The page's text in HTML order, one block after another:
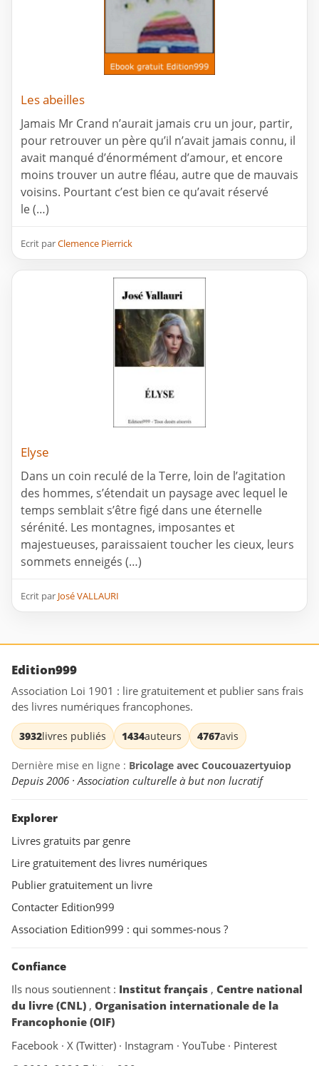
Les abeilles
Jamais Mr Crand n’aurait jamais cru un jour, partir,
pour retrouver un père qu’il n’avait jamais connu, il
avait manqué d’énormément d’amour, et encore
moins trouver un autre fléau, autre que de mauvais
voisins. Pourtant c’est bien ce qu’avait réservé
le (…)
Ecrit parClemence Pierrick
Elyse
Dans un coin reculé de la Terre, loin de l’agitation
des hommes, s’étendait un paysage avec lequel le
temps semblait s’être figé dans une éternelle
sérénité. Les montagnes, imposantes et
majestueuses, paraissaient toucher les cieux, leurs
sommets enneigés (…)
Ecrit par José VALLAURI
Edition999
Association Loi 1901 : lire gratuitement et publier sans frais
des livres numériques francophones.
3932livres publiés 1434auteurs 4767avis
Dernière mise en ligne : Bricolage avec Coucouazertyuiop
Depuis 2006 · Association culturelle à but non lucratif
Explorer
Livres gratuits par genre
Lire gratuitement des livres numériques
Publier gratuitement un livre
Contacter Edition999
Association Edition999 : qui sommes-nous ?
Confiance
Ils nous soutiennent : Institut français , Centre national
du livre (CNL) , Organisation internationale de la
Francophonie (OIF)
Facebook · X (Twitter) · Instagram · YouTube · Pinterest